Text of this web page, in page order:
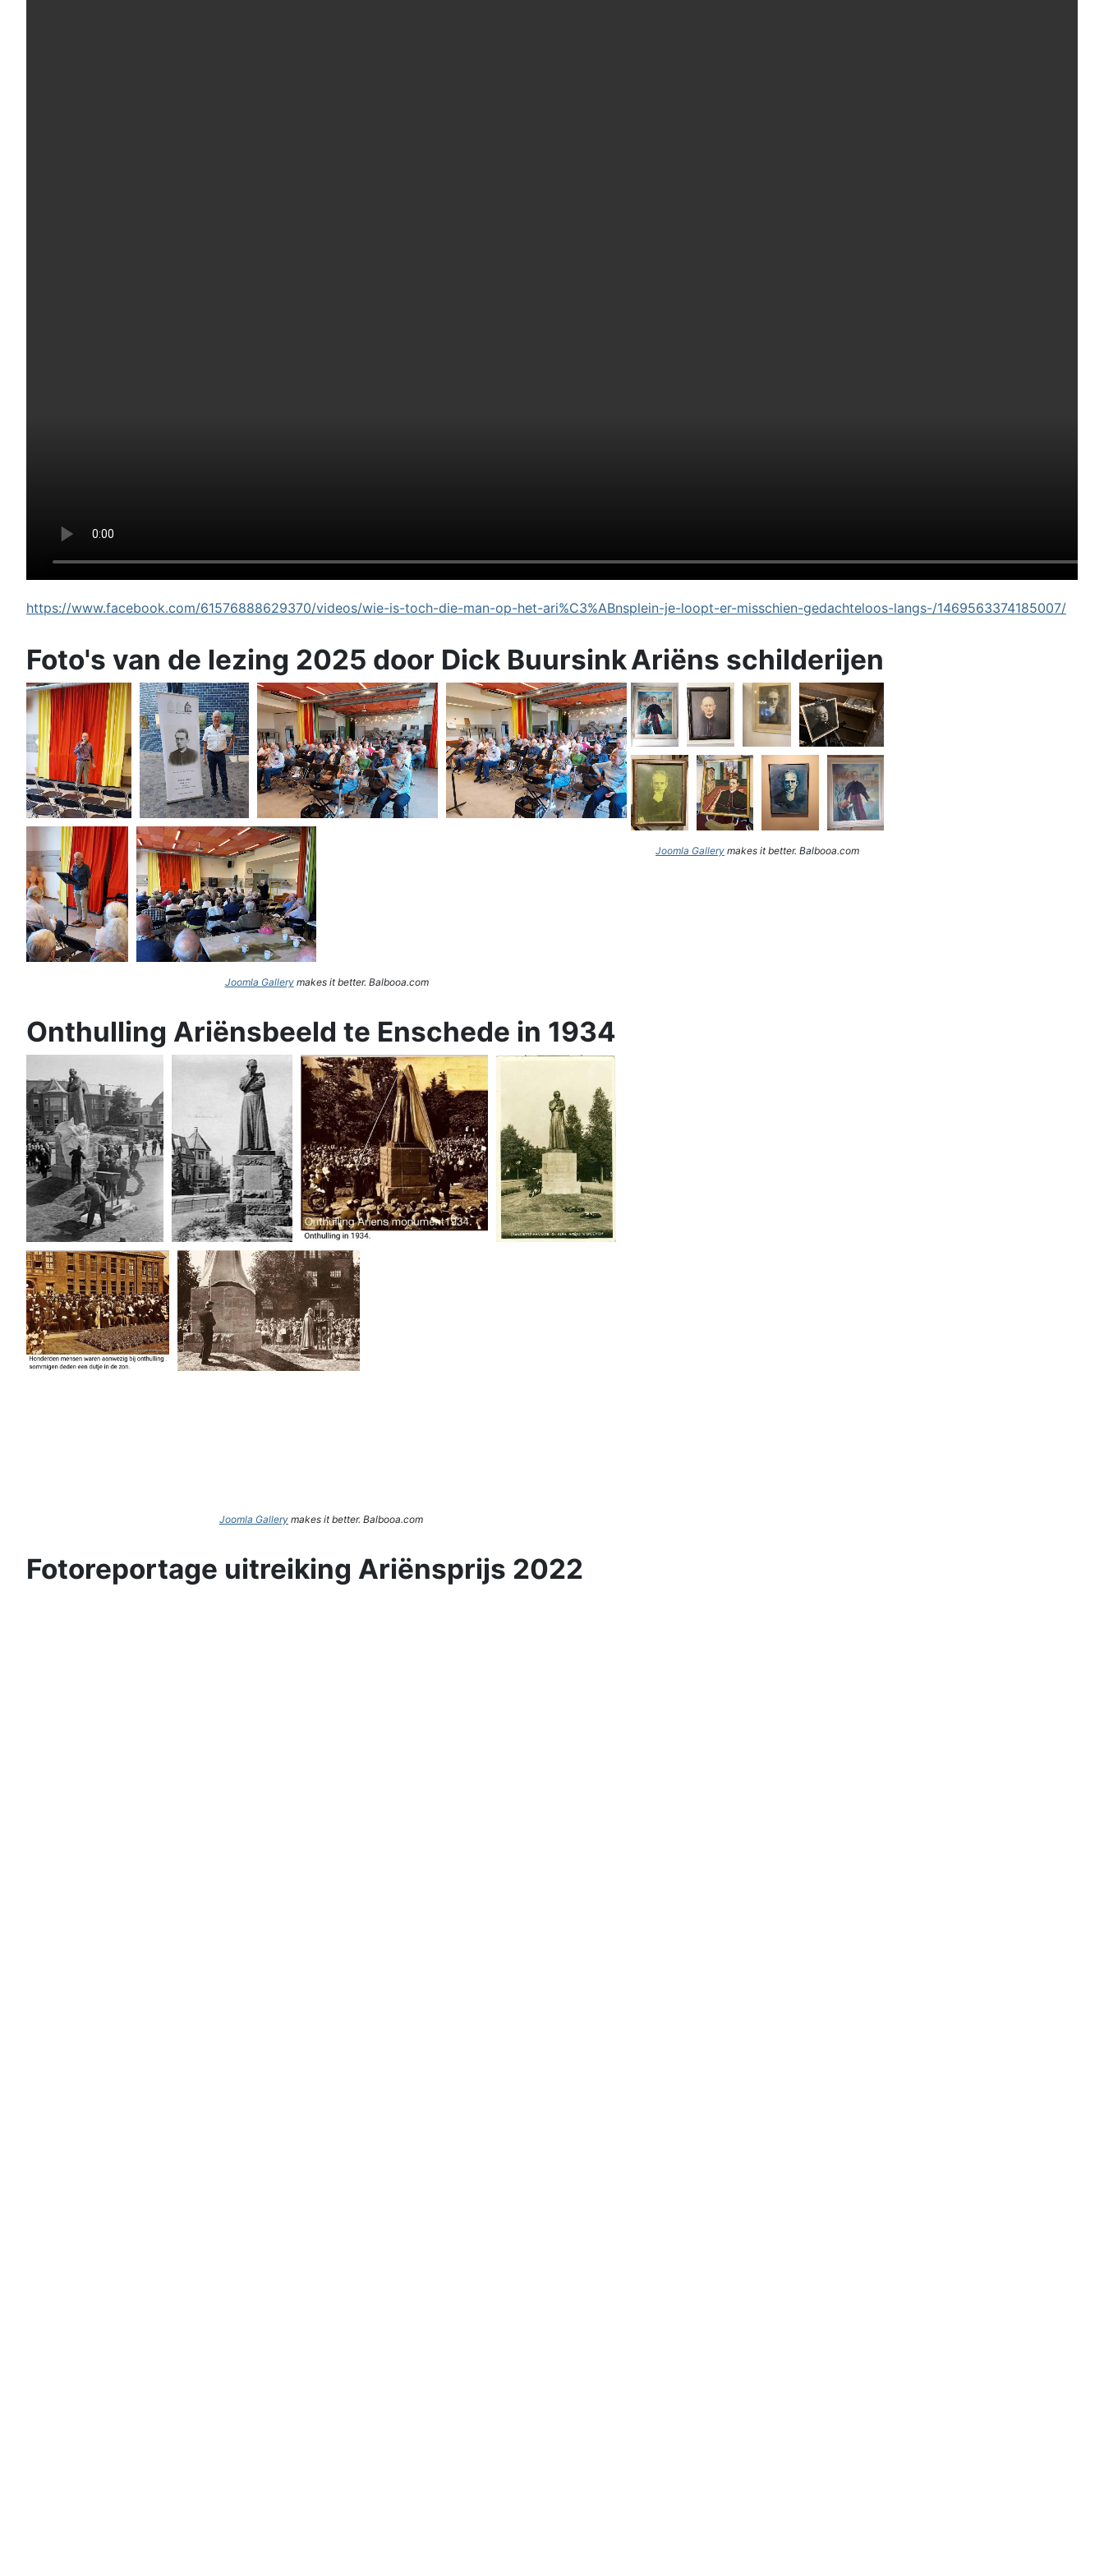
https://www.facebook.com/61576888629370/videos/wie-is-toch-die-man-op-het-ari%C3%ABnsplein-je-loopt-er-misschien-gedachteloos-langs-/1469563374185007/
Foto's van de lezing 2025 door Dick Buursink
Joomla Gallerymakes it better. Balbooa.com
Ariëns schilderijen
Joomla Gallery makes it better. Balbooa.com
Onthulling Ariënsbeeld te Enschede in 1934
Joomla Gallery makes it better. Balbooa.com
Fotoreportage uitreiking Ariënsprijs 2022